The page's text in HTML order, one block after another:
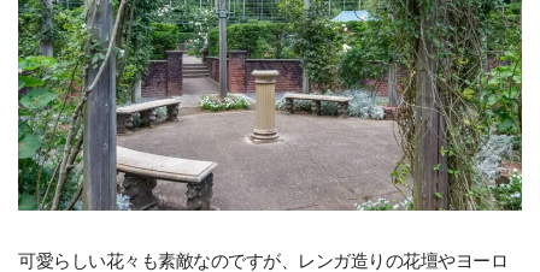
可愛らしい花々も素敵なのですが、レンガ造りの花壇やヨーロ